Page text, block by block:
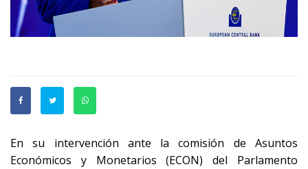
En su intervención ante la comisión de Asuntos
Económicos y Monetarios (ECON) del Parlamento